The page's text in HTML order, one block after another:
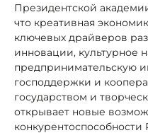
Президентской
что креативная
ключевых драйверов
инновации, культурное
предпринимательскую
господдержки и
государством и
открывает новые